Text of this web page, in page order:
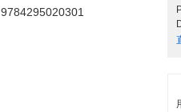
9784295020301